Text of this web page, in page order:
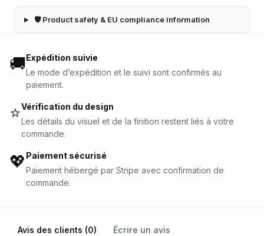
🛡 Product safety & EU compliance information
🚚Expédition suivie
Le mode d’expédition et le suivi sont confirmés au
paiement.
⭐Vérification du design
Les détails du visuel et de la finition restent liés à votre
commande.
💖 Paiement sécurisé
Paiement hébergé par Stripe avec confirmation de
commande.
Avis des clients (0) Écrire un avis